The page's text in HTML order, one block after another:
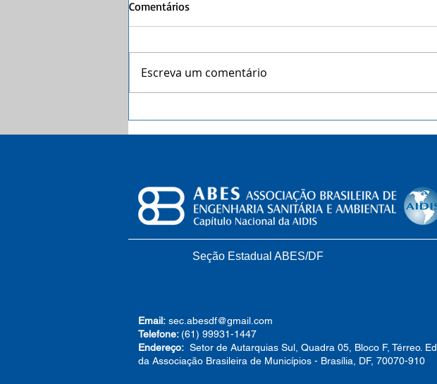
Comentários
Escreva um comentário
Seção Estadual ABES/DF
Email: sec.abesdf@gmail.com
Telefone: (61) 99931-1447
Endereço: Setor de Autarquias Sul, Quadra 05, Bloco F, Térreo. Ed.
da Associação Brasileira de Municípios - Brasília, DF, 70070-910